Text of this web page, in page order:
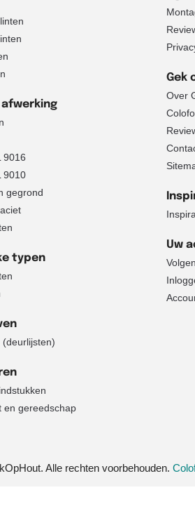
9016
9010
gegrond
typen
en gereedschap
Gek
Over
Uw
Alle rechten voorbehouden.